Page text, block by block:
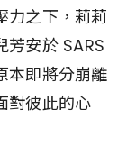
力之下，莉莉
芳安於 SARS
本即將分崩離
對彼此的心